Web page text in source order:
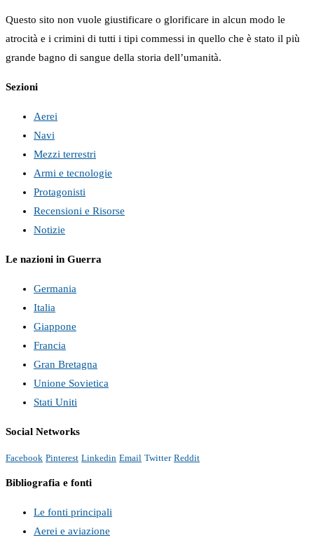
Questo sito non vuole giustificare o glorificare in alcun modo le
atrocità e i crimini di tutti i tipi commessi in quello che è stato il più
grande bagno di sangue della storia dell’umanità.
Sezioni
Aerei
Navi
Mezzi terrestri
Armi e tecnologie
Protagonisti
Recensioni e Risorse
Notizie
Le nazioni in Guerra
Germania
Italia
Giappone
Francia
Gran Bretagna
Unione Sovietica
Stati Uniti
Social Networks
Facebook Pinterest Linkedin Email Twitter Reddit
Bibliografia e fonti
Le fonti principali
Aerei e aviazione